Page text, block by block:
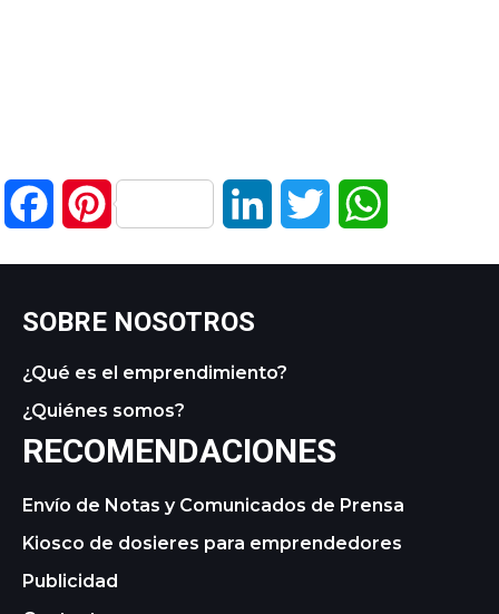
FacebookPinterest LinkedIn Twitter
SOBRE NOSOTROS
¿Qué es el emprendimiento?
¿Quiénes somos?
RECOMENDACIONES
Envío de Notas y Comunicados de Prensa
Kiosco de dosieres para emprendedores
Publicidad